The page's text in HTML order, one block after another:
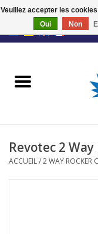
EUR/GBP
Kits complets
Le régulateur
Revotec 2
ACCUEIL/2 WAY ROCKER
Veuillez accepter les
Oui
Non